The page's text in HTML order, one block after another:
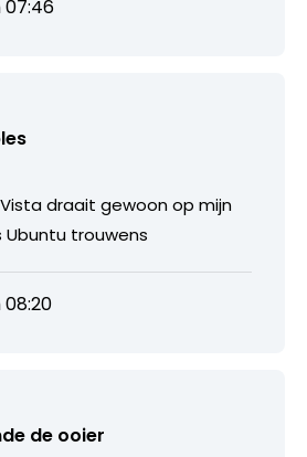
07:46
draait gewoon op mijn
Ubuntu trouwens
08:20
de ooier